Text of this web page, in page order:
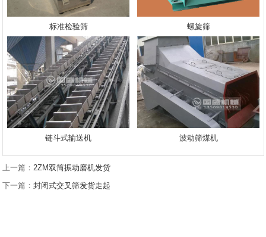
标准检验筛 螺旋筛
链斗式输送机 波动筛煤机
上一篇： 2ZM双筒振动磨机发货
下一篇：封闭式交叉筛发货走起